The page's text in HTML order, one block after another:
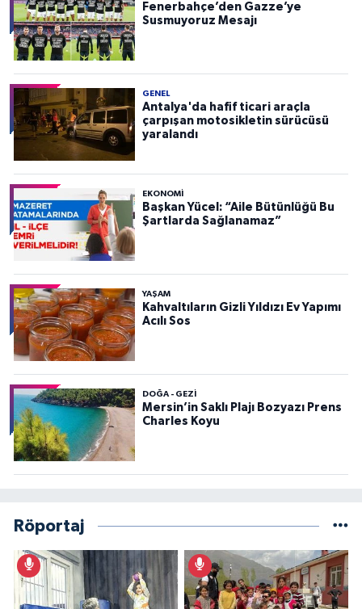
Fenerbahçe’den Gazze’ye
Susmuyoruz Mesajı
GENEL
Antalya'da hafif ticari araçla
çarpışan motosikletin sürücüsü
yaralandı
EKONOMI
Başkan Yücel: “Aile Bütünlüğü Bu
Şartlarda Sağlanamaz”
YAŞAM
Kahvaltıların Gizli Yıldızı Ev Yapımı
Acılı Sos
DOĞA - GEZI
Mersin’in Saklı Plajı Bozyazı Prens
Charles Koyu
Röportaj